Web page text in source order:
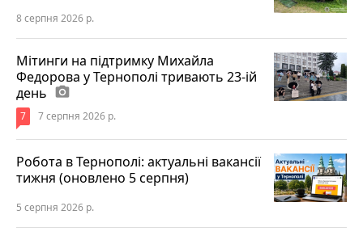
8 серпня 2026 р.
Мітинги на підтримку Михайла
Федорова у Тернополі тривають 23-ій
день photo_camera
7 7 серпня 2026 р.
Робота в Тернополі: актуальні вакансії
тижня (оновлено 5 серпня)
5 серпня 2026 р.